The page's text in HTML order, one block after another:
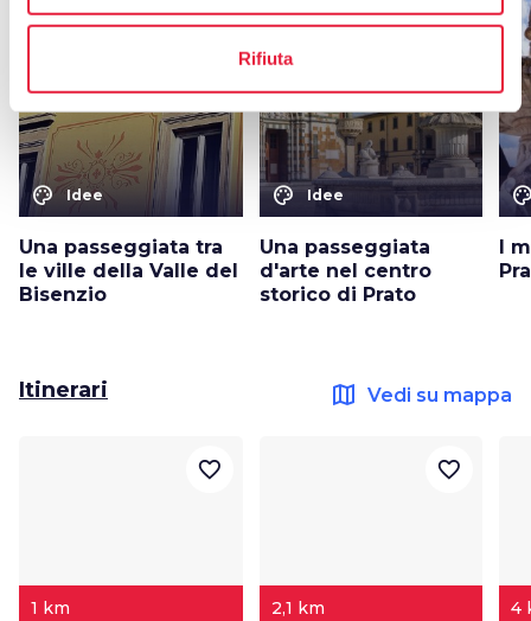
Rifiuta
color_lens Idee
Una passeggiata tra
le ville della Valle del
Bisenzio
favorite_border
color_lens Idee
Una passeggiata
d'arte nel centro
storico di Prato
favorite_border
I
Itinerari map Vedi su mappa
1 km
favorite_border
2,1 km
favorite_border
4